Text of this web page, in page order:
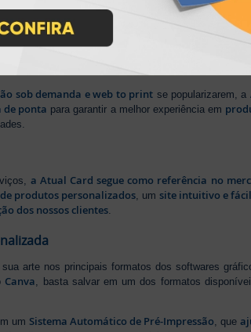
no Brasil, oferecendo uma ampla variedade de
no segmento de impressão sob demanda
clientes.
sob demanda e web to print se popularizarem, a
de ponta para garantir a melhor experiência em
a Atual Card segue como referência no
produtos personalizados , um site intuitivo e
dos nossos clientes
sua arte nos principais formatos dos softwares
Canva , basta salvar em um dos formatos
um Sistema Automático de Pré-Impressão , que